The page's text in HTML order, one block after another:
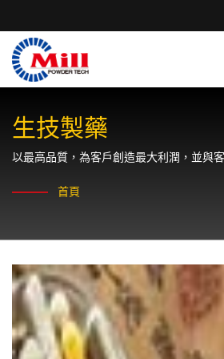
生技製藥
以最高品質，為客戶創造最大利潤，並與
首頁